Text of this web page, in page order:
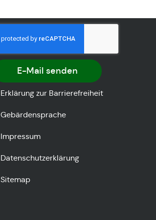
E-Mail senden
Erklärung zur Barrierefreiheit
Gebärdensprache
Impressum
Datenschutzerklärung
Sitemap